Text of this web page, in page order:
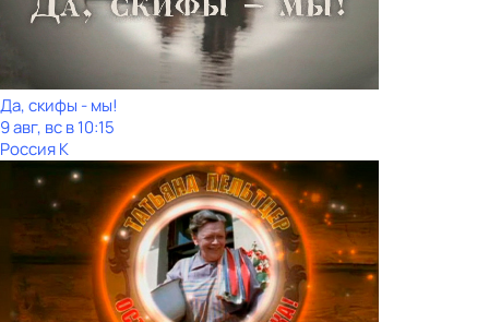
Да, скифы - мы!
9 авг, вс в 10:15
Россия К